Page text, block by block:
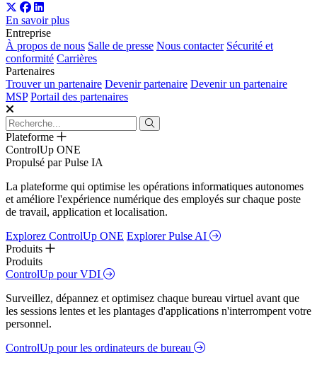
En savoir plus
Entreprise
À propos de nous Salle de presse Nous contacter Sécurité et
conformité Carrières
Partenaires
Trouver un partenaire Devenir partenaire Devenir un partenaire
MSP Portail des partenaires
Plateforme
ControlUp ONE
Propulsé par Pulse IA
La plateforme qui optimise les opérations informatiques autonomes
et améliore l'expérience numérique des employés sur chaque poste
de travail, application et localisation.
Explorez ControlUp ONE Explorer Pulse AI
Produits
Produits
ControlUp pour VDI
Surveillez, dépannez et optimisez chaque bureau virtuel avant que
les sessions lentes et les plantages d'applications n'interrompent votre
personnel.
ControlUp pour les ordinateurs de bureau